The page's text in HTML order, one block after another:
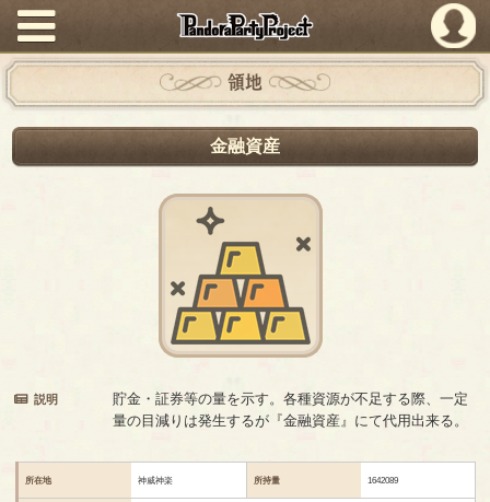
PandoraPartyProject
領地
金融資産
説明
貯金・証券等の量を示す。各種資源が不足する際、一定
量の目減りは発生するが『金融資産』にて代用出来る。
所在地 神威神楽 所持量 1642089